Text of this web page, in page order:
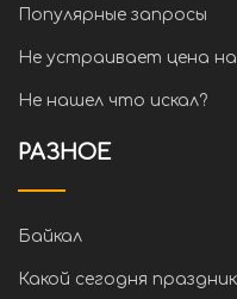
Популярные запросы
Не устраивает цена
Не нашел что искал?
РАЗНОЕ
Байкал
Какой сегодня праздник